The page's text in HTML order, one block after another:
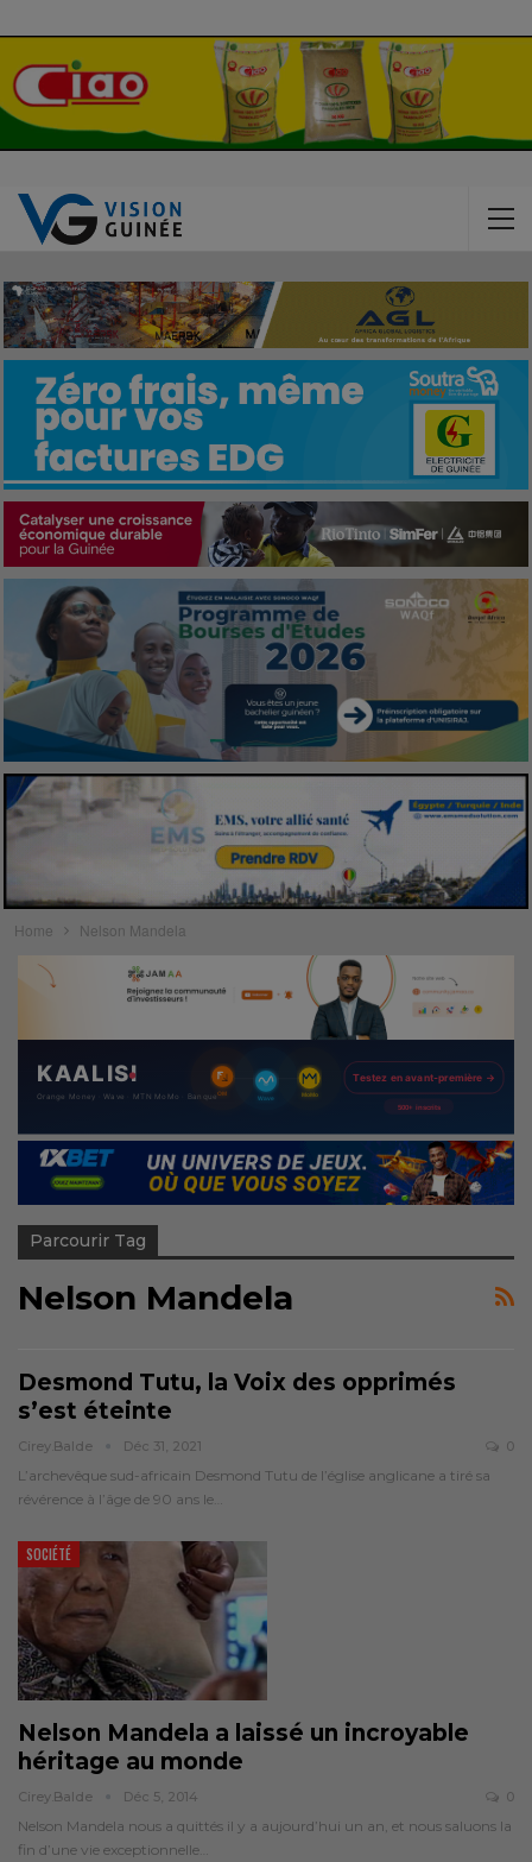
Home Nelson Mandela
Parcourir Tag
Nelson Mandela
Desmond Tutu, la Voix des opprimés
s’est éteinte
Cirey.balde Déc 31, 2021 0
L’archevêque sud-africain Desmond Tutu de l’église anglicane a tiré sa
révérence à l’âge de 90 ans le…
SOCIÉTÉ
Nelson Mandela a laissé un incroyable
héritage au monde
Cirey.balde Déc 5, 2014 0
Nelson Mandela nous a quittés il y a aujourd’hui un an, et nous saluons la
fin d’une vie exceptionnelle…